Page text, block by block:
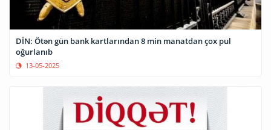
DİN: Ötən gün bank kartlarından 8 min manatdan çox pul
oğurlanıb
13-05-2025